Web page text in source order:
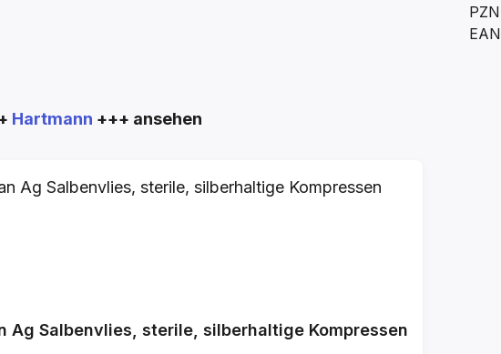
Hartmann +++ ansehen
Ag Salbenvlies, sterile, silberhaltige Kompressen